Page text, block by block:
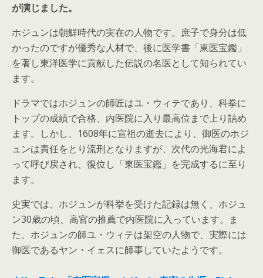
が演じました。
ホジュンは朝鮮時代の実在の人物です。庶子で身分は低
かったのですが優秀な人材で、後に医学書「東医宝鑑」
を著し東洋医学に貢献した伝説の名医として知られてい
ます。
ドラマではホジュンの師匠はユ・ウィテであり、科拳に
トップの成績で合格、内医院に入り最高位まで上り詰め
ます。しかし、1608年に宣祖の逝去により、御医のホジ
ュンは責任をとり流刑となりますが、次代の光海君によ
って呼び戻され、復位し「東医宝鑑」を完成するに至り
ます。
史実では、ホジュンが科挙を受けた記録は無く、ホジュ
ン30歳の頃、高官の推薦で内医院に入っています。ま
た、ホジュンの師ユ・ウィテは架空の人物で、実際には
御医であるヤン・イェスに師事していたようです。